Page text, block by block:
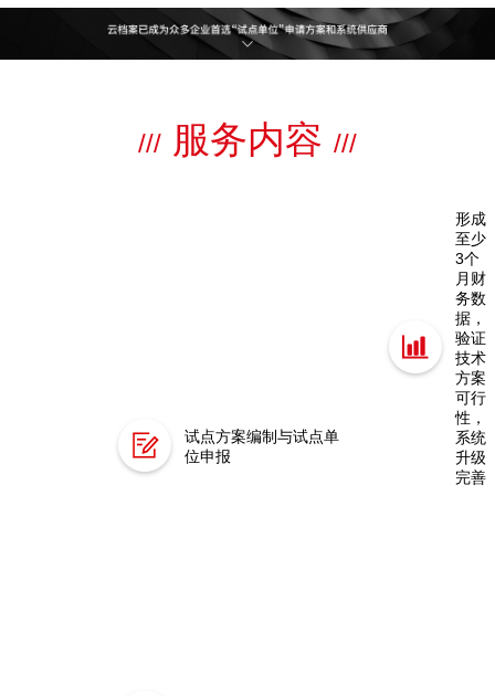
/// 服务内容 ///
试点方案编制与试点单
位申报
形成
至少
3个
月财
务数
据，
验证
技术
方案
可行
性，
系统
升级
完善